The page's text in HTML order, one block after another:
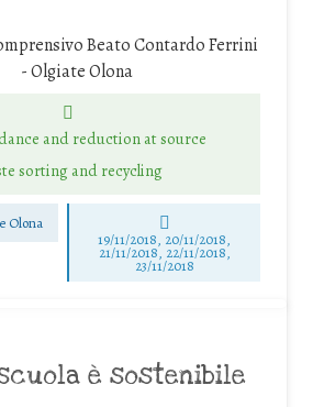
Beato Contardo Ferrini
- Olgiate Olona
and reduction at source
sorting and recycling
Olona
19/11/2018, 20/11/2018,
21/11/2018, 22/11/2018,
23/11/2018
è sostenibile